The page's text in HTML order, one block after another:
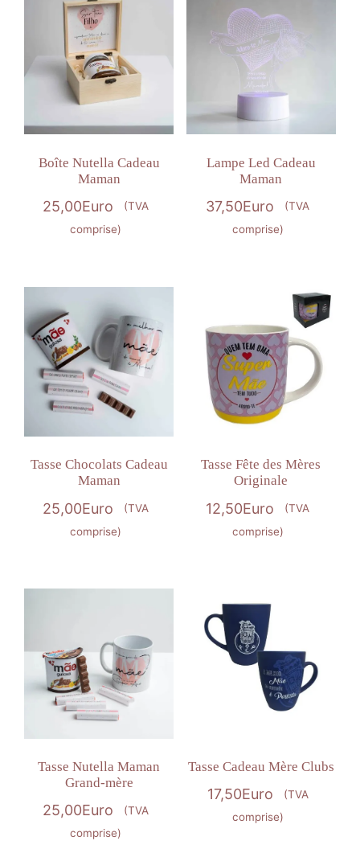
Boîte Nutella Cadeau
Maman
25,00Euro
(TVA
comprise)
Lampe Led Cadeau
Maman
37,50Euro
(TVA
comprise)
Tasse Chocolats Cadeau
Maman
25,00Euro
(TVA
comprise)
Tasse Fête des Mères
Originale
12,50Euro
(TVA
comprise)
Tasse Nutella Maman
Grand-mère
25,00Euro
(TVA
comprise)
Tasse Cadeau Mère Clubs
17,50Euro
(TVA
comprise)